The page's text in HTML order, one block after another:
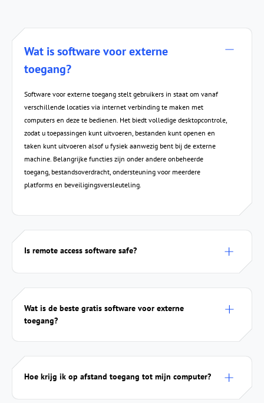
Wat is software voor externe
toegang?
Software voor externe toegang stelt gebruikers in staat om vanaf
verschillende locaties via internet verbinding te maken met
computers en deze te bedienen. Het biedt volledige desktopcontrole,
zodat u toepassingen kunt uitvoeren, bestanden kunt openen en
taken kunt uitvoeren alsof u fysiek aanwezig bent bij de externe
machine. Belangrijke functies zijn onder andere onbeheerde
toegang, bestandsoverdracht, ondersteuning voor meerdere
platforms en beveiligingsversleuteling.
Is remote access software safe?
Wat is de beste gratis software voor externe
toegang?
Hoe krijg ik op afstand toegang tot mijn computer?